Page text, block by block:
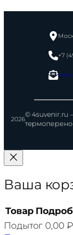
+7
2026
© 4suvenir.ru
Ваша
Товар
Подытог 0,00 ₽